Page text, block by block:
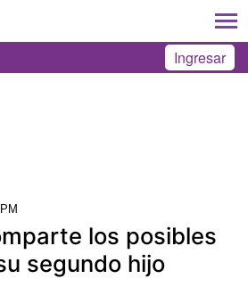
Ingresar
los posibles
segundo hijo